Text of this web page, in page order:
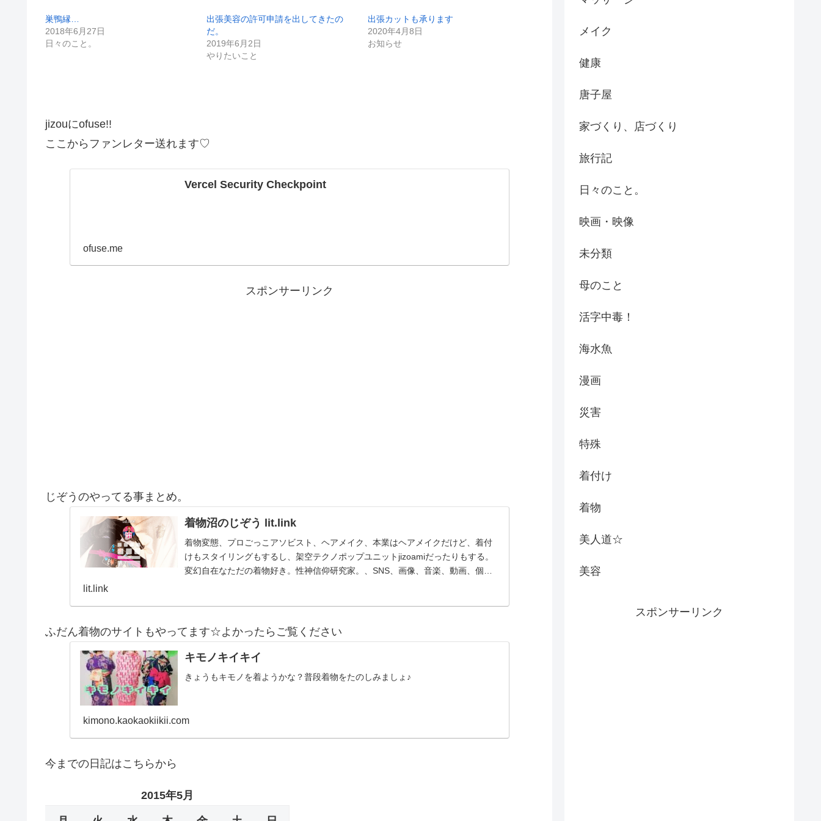
巣鴨縁…
2018年6月27日
日々のこと。
出張美容の許可申請を出してきたの
だ。
2019年6月2日
やりたいこと
出張カットも承ります
2020年4月8日
お知らせ
jizouにofuse!!
ここからファンレター送れます♡
Vercel Security Checkpoint
ofuse.me
スポンサーリンク
じぞうのやってる事まとめ。
着物沼のじぞう lit.link
着物変態、プロごっこアソビスト、ヘアメイク、本業はヘアメイクだけど、着付
けもスタイリングもするし、架空テクノポップユニットjizoamiだったりもする。
変幻自在なただの着物好き。性神信仰研究家。、SNS、画像、音楽、動画、個性
lit.link
ふだん着物のサイトもやってます☆よかったらご覧ください
キモノキイキイ
きょうもキモノを着ようかな？普段着物をたのしみましょ♪
kimono.kaokaokiikii.com
今までの日記はこちらから
2015年5月
メイク
健康
唐子屋
家づくり、店づくり
旅行記
日々のこと。
映画・映像
未分類
母のこと
活字中毒！
海水魚
漫画
災害
特殊
着付け
着物
美人道☆
美容
スポンサーリンク